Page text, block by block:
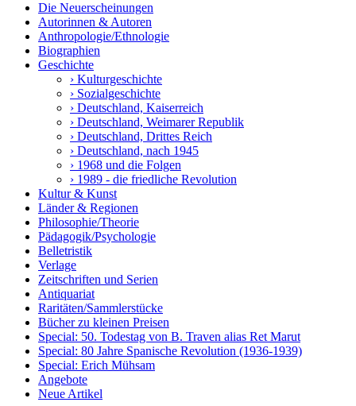
Die Neuerscheinungen
Autorinnen & Autoren
Anthropologie/Ethnologie
Biographien
Geschichte
› Kulturgeschichte
› Sozialgeschichte
› Deutschland, Kaiserreich
› Deutschland, Weimarer Republik
› Deutschland, Drittes Reich
› Deutschland, nach 1945
› 1968 und die Folgen
› 1989 - die friedliche Revolution
Kultur & Kunst
Länder & Regionen
Philosophie/Theorie
Pädagogik/Psychologie
Belletristik
Verlage
Zeitschriften und Serien
Antiquariat
Raritäten/Sammlerstücke
Bücher zu kleinen Preisen
Special: 50. Todestag von B. Traven alias Ret Marut
Special: 80 Jahre Spanische Revolution (1936-1939)
Special: Erich Mühsam
Angebote
Neue Artikel